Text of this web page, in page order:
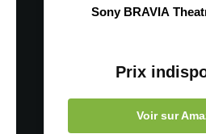
Sony BRAVIA
Prix
Voir sur